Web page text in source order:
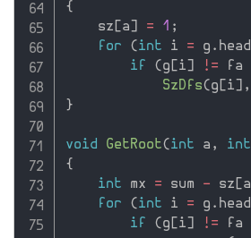
{
    sz
[a] = 1 ;
for
(int i = g . head
if
(g [i] != fa
SzDfs(g [i] ,
}
void GetRoot(int a , int
{
int mx = sum - sz [a
for
(int i = g . head
if
(g [i] != fa